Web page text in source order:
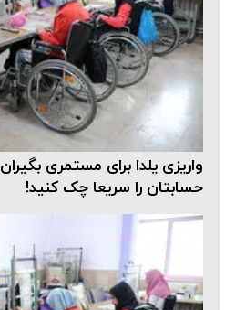
واریزی یلدا برای مستمری
حسابتان را سریعا چک کنید!